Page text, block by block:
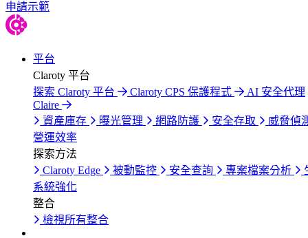
申請示範
平台
Claroty 平台
探索 Claroty 平台
Claroty CPS 保護程式
AI 安全代理
Claire
資產庫存
曝光管理 網路防護 安全存取
威脅偵
營運效率
探索方法
Claroty Edge
被動監控 安全查詢 專案檔案分析
系統強化
整合
檢視所有整合